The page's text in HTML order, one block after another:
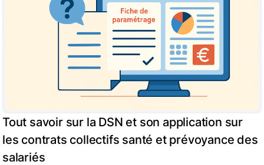
Tout savoir sur la DSN et son application sur
les contrats collectifs santé et prévoyance des
salariés